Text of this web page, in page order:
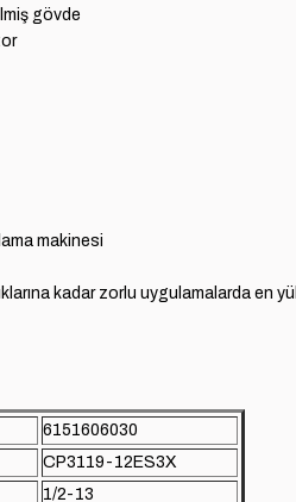
gövde
kadar zorlu uygulamalarda en
6151606030
CP3119-12ES3X
1/2-13